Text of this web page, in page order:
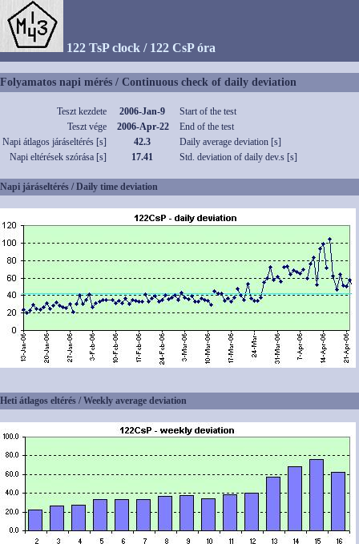
122 TsP clock / 122 CsP óra
Folyamatos napi mérés / Continuous check of daily deviation
Teszt kezdete 2006-Jan-9
Start of the test
Teszt vége
2006-Apr-22
End of the test
Napi átlagos járáseltérés [s]
42.3
Daily average deviation [s]
Napi eltérések szórása [s]
17.41 Std. deviation of daily dev.s [s]
Napi járáseltérés / Daily time deviation
Heti átlagos eltérés / Weekly average deviation